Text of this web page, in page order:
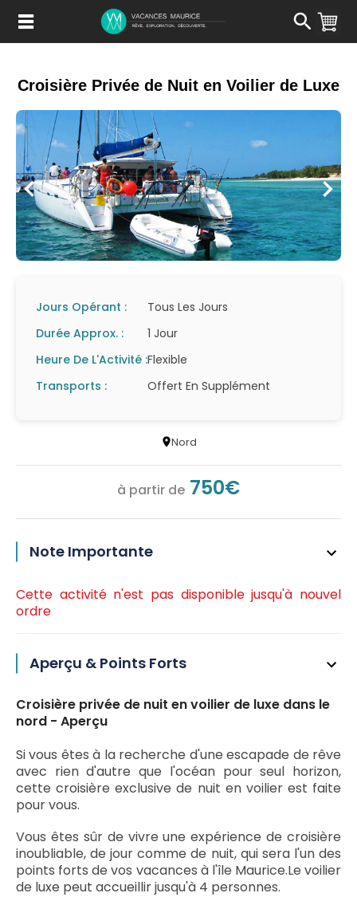
Contenu
Croisière Privée de Nuit en Voilier de Luxe
Jours Opérant :
Tous Les Jours
Durée Approx. :
1 Jour
Heure De L'Activité :Flexible
Transports :
Offert En Supplément
Nord
à partir de 750€
Note Importante
Cette activité n'est pas disponible jusqu'à nouvel
ordre
Aperçu & Points Forts
Croisière privée de nuit en voilier de luxe dans le
nord - Aperçu
Si vous êtes à la recherche d'une escapade de rêve
avec rien d'autre que l'océan pour seul horizon,
cette croisière exclusive de nuit en voilier est faite
pour vous.
Vous êtes sûr de vivre une expérience de croisière
inoubliable, de jour comme de nuit, qui sera l'un des
points forts de vos vacances à l'île Maurice.Le voilier
de luxe peut accueillir jusqu'à 4 personnes.